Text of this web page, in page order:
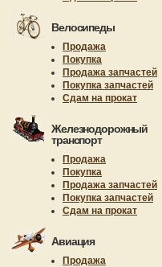
Велосипеды
Продажа
Покупка
Продажа запчастей
Покупка запчастей
Сдам на прокат
Железнодорожный
транспорт
Продажа
Покупка
Продажа запчастей
Покупка запчастей
Сдам на прокат
Авиация
Продажа